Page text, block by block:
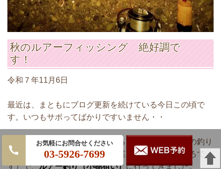
03-5926-7699
ネット予
約はこち
秋のルアーフィッシング 絶好調で
す！
令和７年11月6日
最近は、まともにブログ更新を続けている今日この頃で
す。いつもサボってばかりですいません・・
秋になり、寒さを感じ始めてからというものの、私の釣り
熱が再度急上昇。先日も東京湾某所（いつものところで
す）で、ルアー釣り（小物狙い） に行ってきました。